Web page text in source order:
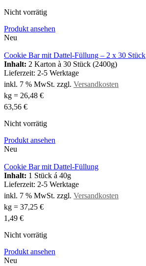
Nicht vorrätig
Produkt ansehen
Neu
Cookie Bar mit Dattel-Füllung – 2 x 30 Stück
Inhalt: 2 Karton à 30 Stück (2400g)
Lieferzeit: 2-5 Werktage
inkl. 7 % MwSt. zzgl. Versandkosten
kg = 26,48 €
63,56 €
Nicht vorrätig
Produkt ansehen
Neu
Cookie Bar mit Dattel-Füllung
Inhalt: 1 Stück á 40g
Lieferzeit: 2-5 Werktage
inkl. 7 % MwSt. zzgl. Versandkosten
kg = 37,25 €
1,49 €
Nicht vorrätig
Produkt ansehen
Neu